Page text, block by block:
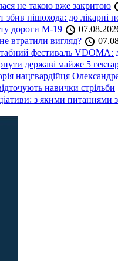
не такою вже закритою
пішохода: до лікарні
дороги М-19
втратили вигляд?
фестиваль
державі майже 5
нацгвардійця
навички стрільби
з якими